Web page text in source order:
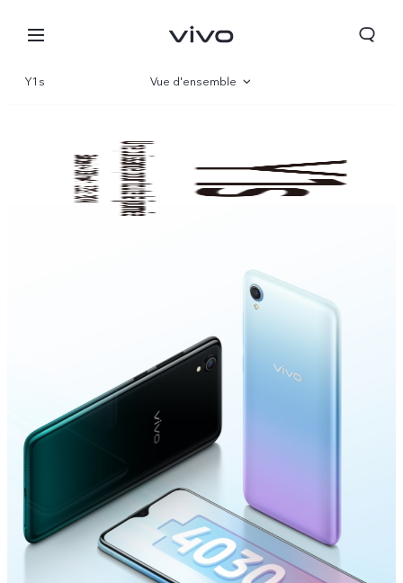
Tunisia | Veuillez sélectionner le pays/la région
Y1s Vue d'ensemble